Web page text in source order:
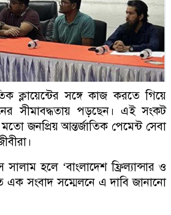
ক্লায়েন্টের সঙ্গে কাজ করতে গিয়ে
সীমাবদ্ধতায় পড়ছেন। এই সংকট
জনপ্রিয় আন্তর্জাতিক পেমেন্ট সেবা
হলে ‘বাংলাদেশ ফ্রিল্যান্সার ও
এক সংবাদ সম্মেলনে এ দাবি জানানো